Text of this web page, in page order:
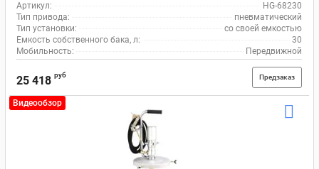
Артикул:
HG-68230
Тип привода:
пневматический
Тип установки:
со своей емкостью
Емкость собственного бака, л:
30
Мобильность:
Передвижной
25 418 руб Предзаказ
Видеообзор